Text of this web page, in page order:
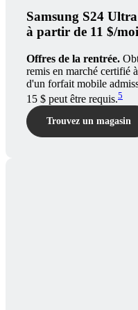
Samsung S24
à partir de 11 $/
Offres de la rentrée.
remis en marché certifié
d'un forfait mobile
15 $ peut être requis.5
Trouvez un magasin